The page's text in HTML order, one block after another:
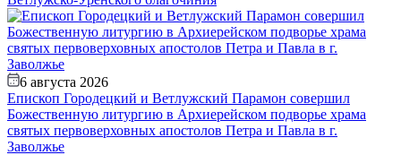
6 августа 2026
Епископ Городецкий и Ветлужский Парамон совершил
Божественную литургию в Архиерейском подворье храма
святых первоверховных апостолов Петра и Павла в г.
Заволжье